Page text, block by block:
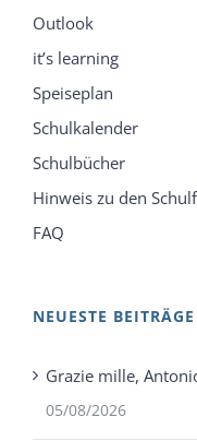
Outlook
it’s learning
Speiseplan
Schulkalender
Schulbücher
Hinweis zu den
FAQ
NEUESTE BEITRÄGE
Grazie mille,
05/08/2026